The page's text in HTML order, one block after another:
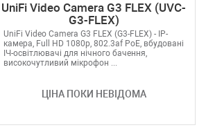
UniFi Video Camera G3 FLEX (UVC-
G3-FLEX)
ЦІНА ПОКИ НЕВІДОМА
UniFi Video Camera G3 FLEX (G3-FLEX) - IP-
камера, Full HD 1080p, 802.3af PoE, вбудовані
ІЧ-освітлювачі для нічного бачення,
високочутливий мікрофон ...